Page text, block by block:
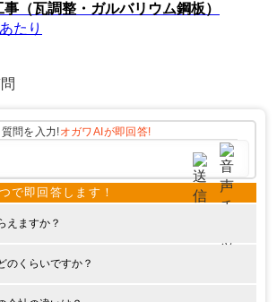
（瓦調整・ガルバリウム鋼板）
たり
質問を入力!オガワAIが即回答!
えますか？
のくらいですか？